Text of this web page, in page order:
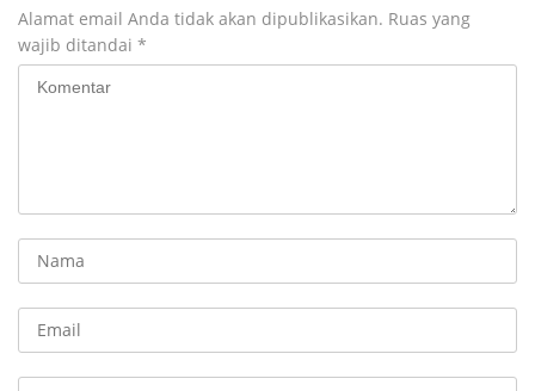
Alamat email Anda tidak akan dipublikasikan. Ruas yang
wajib ditandai *